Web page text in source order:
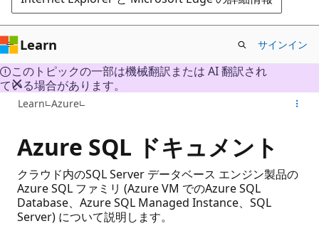
キ
ッ
プ
Learn サインイン
このトピックの一部は機械翻訳または AI 翻訳され
ている場合があります。
Learn Azure
Azure SQL ドキュメント
クラウド内のSQL Server データベース エンジン製品の
Azure SQL ファミリ (Azure VM でのAzure SQL
Database、Azure SQL Managed Instance、SQL
Server) について説明します。